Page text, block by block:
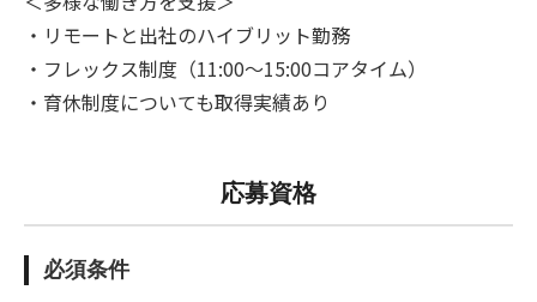
・リモートと出社のハイブリット勤務
・フレックス制度（11:00～15:00コアタイム）
・育休制度についても取得実績あり
応募資格
必須条件